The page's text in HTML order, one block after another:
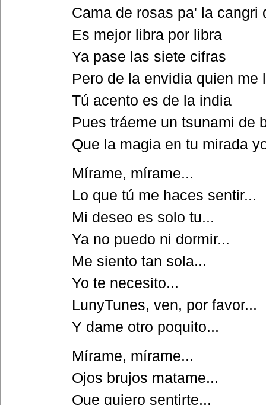
Cama de rosas pa' la cangri
Es mejor libra por libra
Ya pase las siete cifras
Pero de la envidia quien me
Tú acento es de la india
Pues tráeme un tsunami de
Que la magia en tu mirada
Mírame, mírame...
Lo que tú me haces sentir...
Mi deseo es solo tu...
Ya no puedo ni dormir...
Me siento tan sola...
Yo te necesito...
LunyTunes, ven, por favor...
Y dame otro poquito...
Mírame, mírame...
Ojos brujos matame...
Que quiero sentirte...